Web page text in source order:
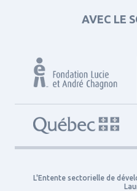
AVEC LE
L'Entente sectorielle de